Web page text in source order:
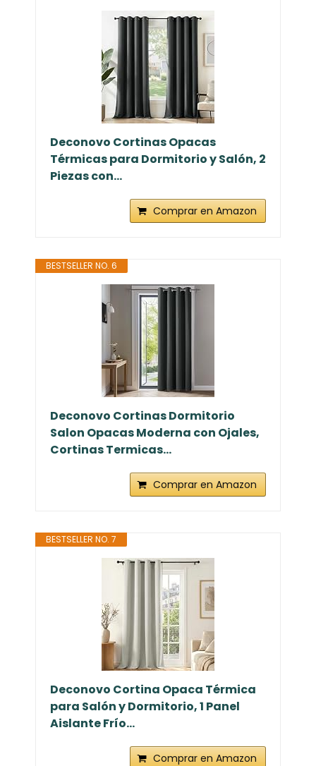
Deconovo Cortinas Opacas
Térmicas para Dormitorio y Salón, 2
Piezas con...
Comprar en Amazon
BESTSELLER NO. 6
Deconovo Cortinas Dormitorio
Salon Opacas Moderna con Ojales,
Cortinas Termicas...
Comprar en Amazon
BESTSELLER NO. 7
Deconovo Cortina Opaca Térmica
para Salón y Dormitorio, 1 Panel
Aislante Frío...
Comprar en Amazon